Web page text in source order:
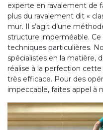
experte en ravalement de
plus du ravalement dit «
mur. Il s’agit d’une
structure imperméable.
techniques particulières.
spécialistes en la matière,
réalise à la perfection
très efficace. Pour des
impeccable, faites appel à